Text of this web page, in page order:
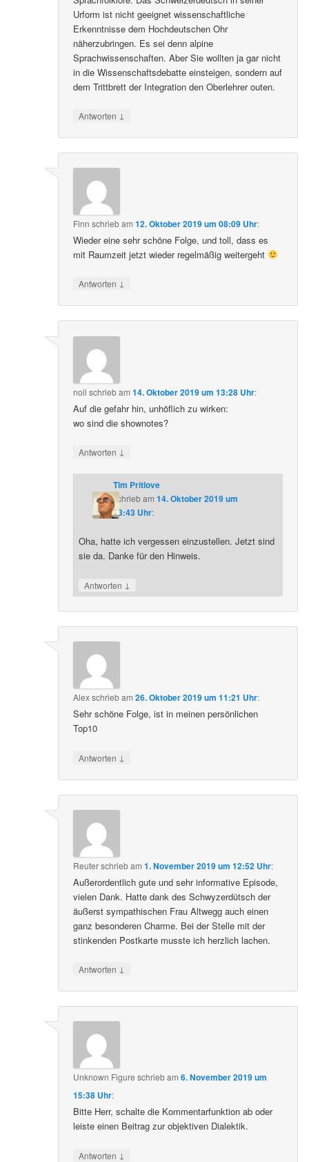
Urform ist nicht geeignet wissenschaftliche
Erkenntnisse dem Hochdeutschen Ohr
näherzubringen. Es sei denn alpine
Sprachwissenschaften. Aber Sie wollten ja gar nicht
in die Wissenschaftsdebatte einsteigen, sondern auf
dem Trittbrett der Integration den Oberlehrer outen.
Antworten ↓
Finn schriebam12. Oktober 2019 um 08:09 Uhr:
Wieder eine sehr schöne Folge, und toll, dass es
mit Raumzeit jetzt wieder regelmäßig weitergeht
Antworten ↓
noil schriebam14. Oktober 2019 um 13:28 Uhr:
Auf die gefahr hin, unhöflich zu wirken:
wo sind die shownotes?
Antworten ↓
Tim Pritlove
schriebam 14. Oktober 2019 um
13:43 Uhr:
Oha, hatte ich vergessen einzustellen. Jetzt sind
sie da. Danke für den Hinweis.
Antworten ↓
Alexschriebam26. Oktober 2019 um 11:21 Uhr:
Sehr schöne Folge, ist in meinen persönlichen
Top10
Antworten ↓
Reuterschriebam1. November 2019 um 12:52 Uhr:
Außerordentlich gute und sehr informative Episode,
vielen Dank. Hatte dank des Schwyzerdütsch der
äußerst sympathischen Frau Altwegg auch einen
ganz besonderen Charme. Bei der Stelle mit der
stinkenden Postkarte musste ich herzlich lachen.
Antworten ↓
Unknown Figure schriebam6. November 2019 um
15:38 Uhr:
Bitte Herr, schalte die Kommentarfunktion ab oder
leiste einen Beitrag zur objektiven Dialektik.
Antworten ↓